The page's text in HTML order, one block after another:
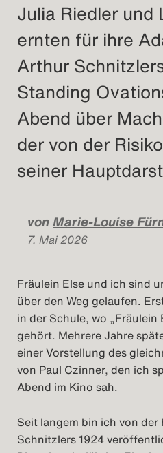
Julia Riedler und
ernten für ihre
Arthur
Standing
Abend über
der von der
seiner
vonMarie-Louise
7. Mai 2026
Fräulein Else und ich sind
über den Weg gelaufen.
in der Schule, wo „Fräulein
gehört. Mehrere Jahre
einer Vorstellung des
von Paul Czinner, den ich
Abend im Kino sah.
Seit langem bin ich von
Schnitzlers 1924